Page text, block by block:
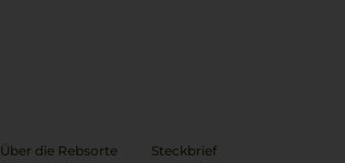
Über die Rebsorte Steckbrief